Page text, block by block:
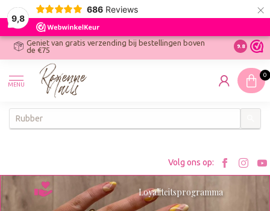
9,8
686 Reviews ×
Geniet van gratis verzending bij bestellingen boven
de €75
Ontdek
9.8
MENU
0
Volg ons op:
Bezoek
Loyaliteitsprogramma